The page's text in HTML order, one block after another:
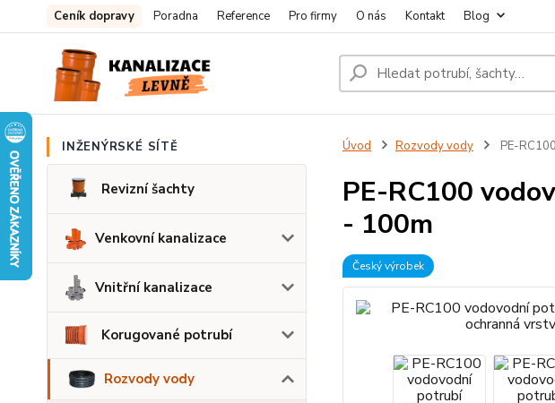
Ceník dopravy Poradna Reference Pro firmy O nás Kontakt Blog
INŽENÝRSKÉ SÍTĚ
Revizní šachty
Venkovní kanalizace
Vnitřní kanalizace
Korugované potrubí
Rozvody vody
Úvod Rozvody vody PE-
PE-RC100
- 100m
Český výrobek